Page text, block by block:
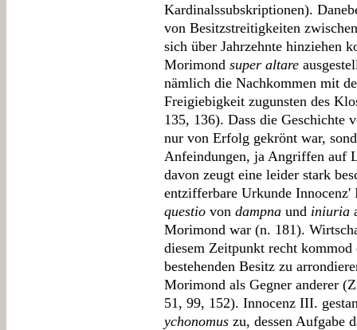
Kardinalssubskriptionen).
von Besitzstreitigkeiten
sich über Jahrzehnte hinziehen
Morimond super altare
nämlich die Nachkommen mit
Freigiebigkeit zugunsten des
135, 136). Dass die Geschichte
nur von Erfolg gekrönt war,
Anfeindungen, ja Angriffen auf
davon zeugt eine leider stark
entzifferbare Urkunde
questio von dampna und iniuria
Morimond war (n. 181).
diesem Zeitpunkt recht
bestehenden Besitz zu
Morimond als Gegner anderer
51, 99, 152). Innocenz III.
ychonomus zu, dessen Aufgabe